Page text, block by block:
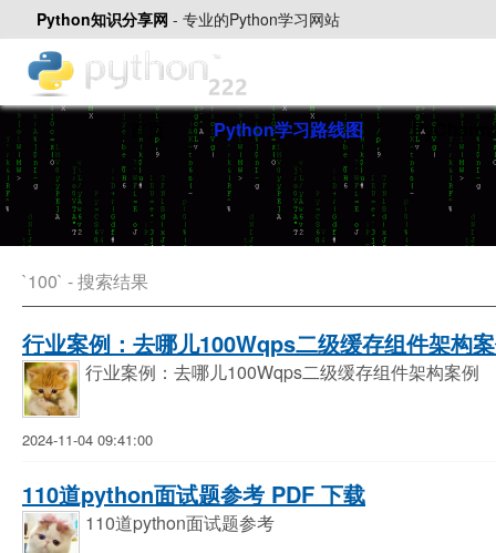
Python知识分享网 - 专业的Python学习网站
首页 Python学习路线图 PyCharm
`100` - 搜索结果
行业案例：去哪儿100Wqps二级缓存组件架构
行业案例：去哪儿100Wqps二级缓存组件架构案例
2024-11-04 09:41:00
110道python面试题参考 PDF 下载
110道python面试题参考